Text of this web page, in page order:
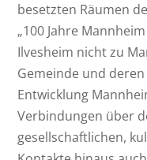
besetzten Räumen
„100 Jahre
Ilvesheim nicht zu
Gemeinde und
Entwicklung
Verbindungen über
gesellschaftlichen,